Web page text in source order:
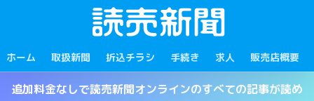
ホーム 取扱新聞 折込チラシ 手続き 求人 販売店概要
追加料金なしで読売新聞オンラインのすべての記事が読め